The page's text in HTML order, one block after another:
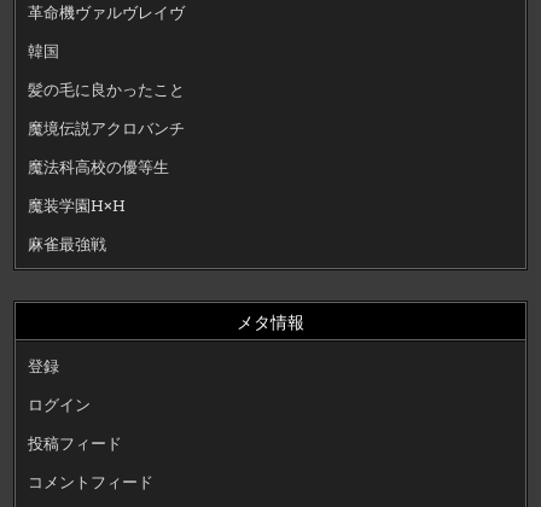
革命機ヴァルヴレイヴ
韓国
髪の毛に良かったこと
魔境伝説アクロバンチ
魔法科高校の優等生
魔装学園H×H
麻雀最強戦
メタ情報
登録
ログイン
投稿フィード
コメントフィード